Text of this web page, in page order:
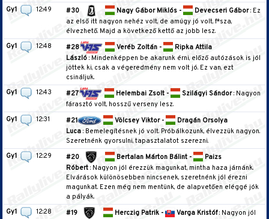
Gy1
12:49 #30 Nagy Gábor Miklós - Devecseri Gábor: Ez
az első itt nagyon nehéz volt, de amúgy jó volt, f*sza,
élvezhető. Majd a következő kettő az jobb lesz.
Gy1
12:48 #28 Veréb Zoltán -
Ripka Attila
László: Mindenképpen be akarunk érni, előző autózások is jól
jöttek ki, csak a végeredmény nem volt jó. Ez van, ezt
csináljuk.
Gy1
12:43 #27 Helembai Zsolt - Szilágyi Sándor: Nagyon
fárasztó volt, hosszű verseny lesz.
Gy1
12:31 #21 Völcsey Viktor -
Dragán Orsolya
Luca: Bemelegítésnek jó volt. Próbálkozunk, élvezzük nagyon.
Szeretnénk gyorsulni, tapasztalatot szerezni.
Gy1
12:29 #20 Bertalan Márton Bálint -
Paizs
Róbert: Nagyon jól érezzük magunkat, mintha haza járnánk.
Elvárások különösebben nincsenek, szeretnénk jól érezni
magunkat. Ezen még nem mentünk, de alapvetően eléggé jók
a pályák.
Gy1
12:28 #19 Herczig Patrik - Varga Kristóf: Nagyon jól